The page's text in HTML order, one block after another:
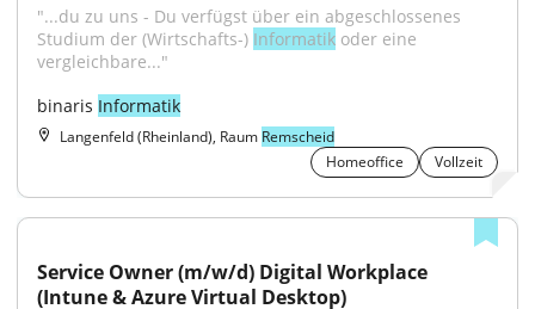
"...du zu uns - Du verfügst über ein abgeschlossenes
Studium der (Wirtschafts-) Informatik oder eine
vergleichbare..."
binaris Informatik
Langenfeld (Rheinland), Raum Remscheid
Homeoffice
Vollzeit
Service Owner (m/w/d) Digital Workplace
(Intune & Azure Virtual Desktop)